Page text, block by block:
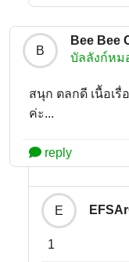
B
Bee Bee
บัลลังก์หม
สนุก ตลกดี เนื้อเ
ค่ะ...
reply
E
1